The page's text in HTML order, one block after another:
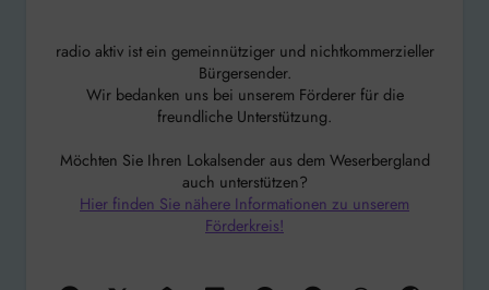
radio aktiv ist ein gemeinnütziger und nichtkommerzieller
Bürgersender.
Wir bedanken uns bei unserem Förderer für die
freundliche Unterstützung.
Möchten Sie Ihren Lokalsender aus dem Weserbergland
auch unterstützen?
Hier finden Sie nähere Informationen zu unserem
Förderkreis!